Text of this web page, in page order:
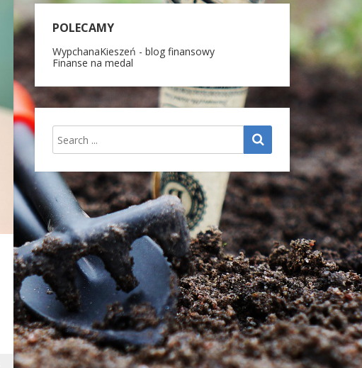
POLECAMY
WypchanaKieszeń - blog finansowy
Finanse na medal